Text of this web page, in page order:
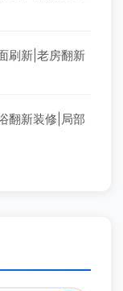
刷新|老房翻新
翻新装修|局部